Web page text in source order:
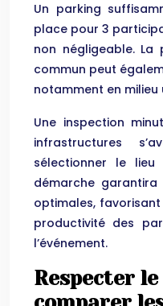
Un parking
place pour 3
non négligeable.
commun peut
notamment en milieu
Une inspection
infrastructures
sélectionner le
démarche
optimales,
productivité des
l’événement.
Respecter